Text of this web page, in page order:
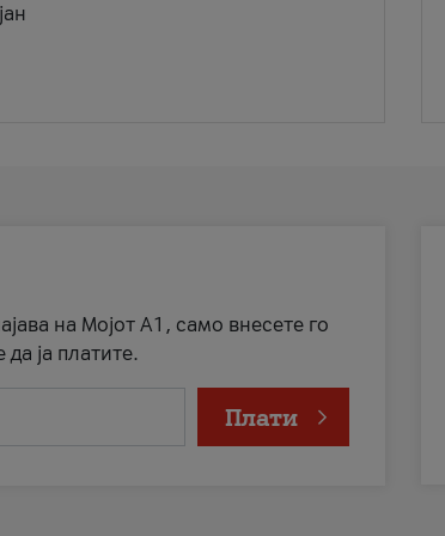
на Мојот А1, само внесете го
ја платите.
Плати